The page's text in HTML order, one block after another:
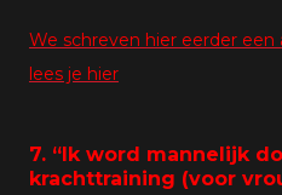
We schreven hier eerder een
lees je hier
7. “Ik word mannelijk
krachttraining (voor